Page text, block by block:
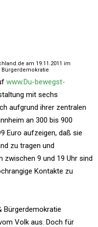
am 19.11.2011 im
Bürgerdemokratie
www.Du-bewegst-
mit sechs
aufgrund ihrer zentralen
an 300 bis 900
Euro aufzeigen, daß sie
zu tragen und
zwischen 9 und 19 Uhr sind
Kontakte zu
Bürgerdemokratie
Volk aus. Doch für